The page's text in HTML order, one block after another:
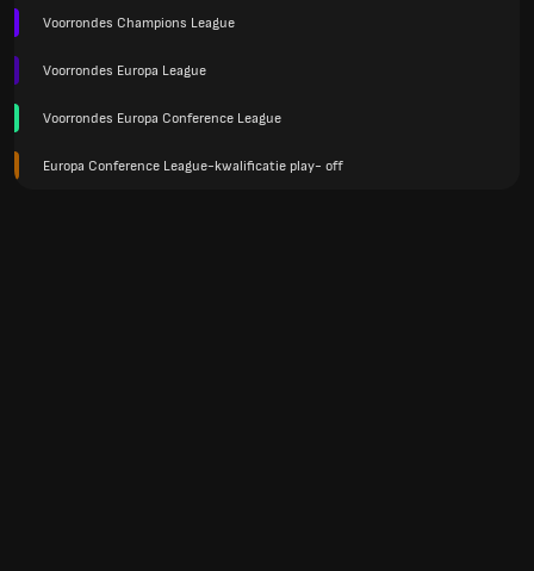
Voorrondes Champions League
Voorrondes Europa League
Voorrondes Europa Conference League
Europa Conference League-kwalificatie play- off